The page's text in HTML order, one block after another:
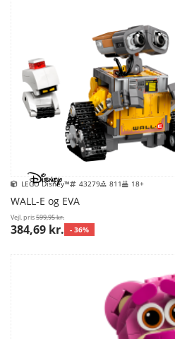
LEGO Disney™ 43279 811 18+
WALL-E og EVA
Vejl. pris599,95 kr.
384,69 kr. - 36%